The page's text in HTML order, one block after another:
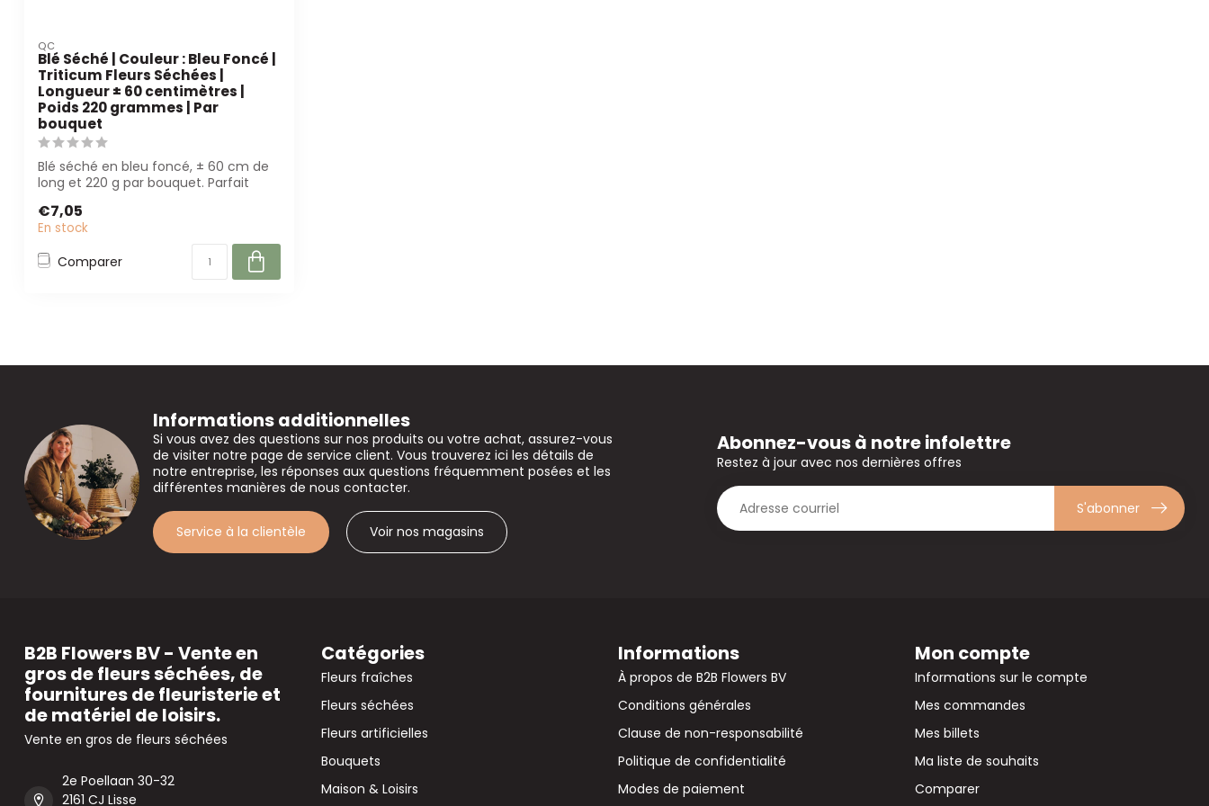
QC
Blé Séché | Couleur : Bleu Foncé |
Triticum Fleurs Séchées |
Longueur ± 60 centimètres |
Poids 220 grammes | Par
bouquet
Blé séché en bleu foncé, ± 60 cm de
long et 220 g par bouquet. Parfait
€7,05
En stock
Comparer
Informations additionnelles
Si vous avez des questions sur nos produits ou votre achat, assurez-vous
de visiter notre page de service client. Vous trouverez ici les détails de
notre entreprise, les réponses aux questions fréquemment posées et les
différentes manières de nous contacter.
Service à la clientèle Voir nos magasins
Abonnez-vous à notre infolettre
Restez à jour avec nos dernières offres
S'abonner
B2B Flowers BV - Vente en
gros de fleurs séchées, de
fournitures de fleuristerie et
de matériel de loisirs.
Vente en gros de fleurs séchées
2e Poellaan 30-32
2161 CJ Lisse
Catégories
Fleurs fraîches
Fleurs séchées
Fleurs artificielles
Bouquets
Maison & Loisirs
Informations
À propos de B2B Flowers BV
Conditions générales
Clause de non-responsabilité
Politique de confidentialité
Modes de paiement
Mon compte
Informations sur le compte
Mes commandes
Mes billets
Ma liste de souhaits
Comparer